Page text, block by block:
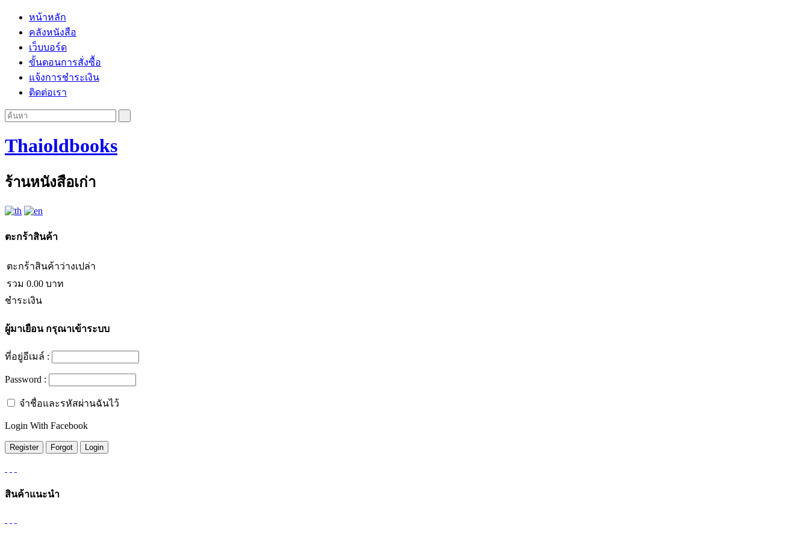
หน้าหลัก
คลังหนังสือ
เว็บบอร์ด
ขั้นตอนการสั่งซื้อ
แจ้งการชำระเงิน
ติดต่อเรา
Thaioldbooks
ร้านหนังสือเก่า
ตะกร้าสินค้า
ตะกร้าสินค้าว่างเปล่า
รวม 0.00 บาท
ชำระเงิน
ผู้มาเยือนกรุณาเข้าระบบ
ที่อยู่อีเมล์ :
Password :
จำชื่อและรหัสผ่านฉันไว้
Login With Facebook
สินค้าแนะนำ